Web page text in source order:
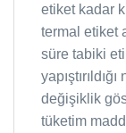
etiket kadar
termal etiket
süre tabiki
değişiklik
tüketim